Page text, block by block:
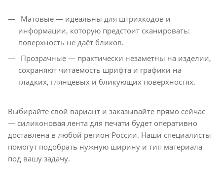
Матовые — идеальны для штрихкодов и
информации, которую предстоит сканировать:
поверхность не даёт бликов.
Прозрачные — практически незаметны на изделии,
сохраняют читаемость шрифта и графики на
гладких, глянцевых и бликующих поверхностях.
Выбирайте свой вариант и заказывайте прямо сейчас
— силиконовая лента для печати будет оперативно
доставлена в любой регион России. Наши специалисты
помогут подобрать нужную ширину и тип материала
под вашу задачу.